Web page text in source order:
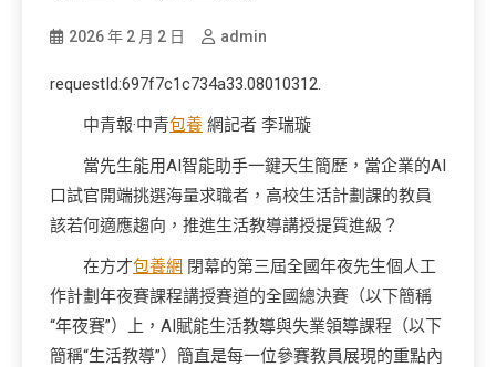
2026 年 2 月 2 日 admin
requestId:697f7c1c734a33.08010312.
中青報·中青包養 網記者 李瑞璇
當先生能用AI智能助手一鍵天生簡歷，當企業的AI
口試官開端挑選海量求職者，高校生活計劃課的教員
該若何適應趨向，推進生活教導講授提質進級？
在方才包養網 閉幕的第三屆全國年夜先生個人工
作計劃年夜賽課程講授賽道的全國總決賽（以下簡稱
“年夜賽”）上，AI賦能生活教導與失業領導課程（以下
簡稱“生活教導”）簡直是每一位參賽教員展現的重點內